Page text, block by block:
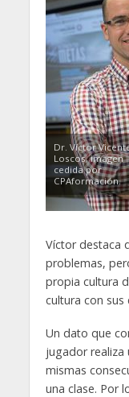
Dr. Víctor
Loscos, imagen
cedida por
CPAformación.
Víctor destaca
problemas,
propia cultura
cultura con sus
Un dato que
jugador realiza
mismas
una clase. Por